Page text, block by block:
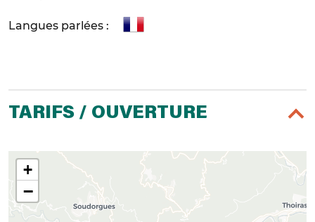
Langues parlées :
TARIFS / OUVERTURE
+
−